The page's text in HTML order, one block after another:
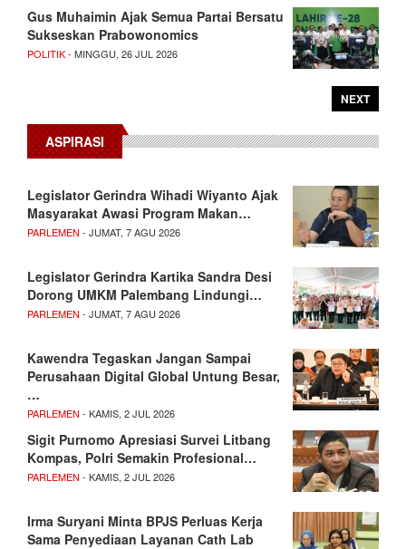
Gus Muhaimin Ajak Semua Partai Bersatu
Sukseskan Prabowonomics
POLITIK- MINGGU, 26 JUL 2026
NEXT
ASPIRASI
Legislator Gerindra Wihadi Wiyanto Ajak
Masyarakat Awasi Program Makan…
PARLEMEN - JUMAT, 7 AGU 2026
Legislator Gerindra Kartika Sandra Desi
Dorong UMKM Palembang Lindungi…
PARLEMEN - JUMAT, 7 AGU 2026
Kawendra Tegaskan Jangan Sampai
Perusahaan Digital Global Untung Besar,
…
PARLEMEN - KAMIS, 2 JUL 2026
Sigit Purnomo Apresiasi Survei Litbang
Kompas, Polri Semakin Profesional…
PARLEMEN - KAMIS, 2 JUL 2026
Irma Suryani Minta BPJS Perluas Kerja
Sama Penyediaan Layanan Cath Lab